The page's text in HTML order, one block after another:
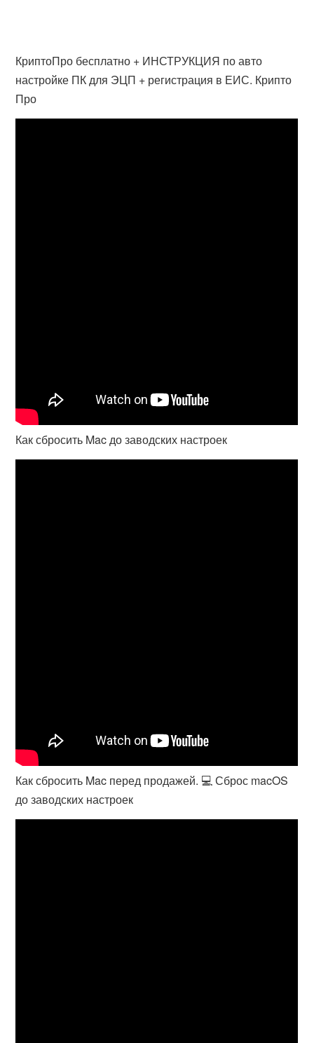
КриптоПро бесплатно + ИНСТРУКЦИЯ по авто
настройке ПК для ЭЦП + регистрация в ЕИС. Крипто
Про
Как сбросить Mac до заводских настроек
Как сбросить Mac перед продажей. 💻 Сброс macOS
до заводских настроек